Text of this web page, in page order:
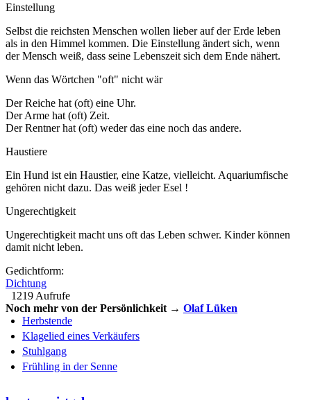
Einstellung
Selbst die reichsten Menschen wollen lieber auf der Erde leben
als in den Himmel kommen. Die Einstellung ändert sich, wenn
der Mensch weiß, dass seine Lebenszeit sich dem Ende nähert.
Wenn das Wörtchen "oft" nicht wär
Der Reiche hat (oft) eine Uhr.
Der Arme hat (oft) Zeit.
Der Rentner hat (oft) weder das eine noch das andere.
Haustiere
Ein Hund ist ein Haustier, eine Katze, vielleicht. Aquariumfische
gehören nicht dazu. Das weiß jeder Esel !
Ungerechtigkeit
Ungerechtigkeit macht uns oft das Leben schwer. Kinder können
damit nicht leben.
Gedichtform:
Dichtung
1219 Aufrufe
Noch mehr von der Persönlichkeit → Olaf Lüken
Herbstende
Klagelied eines Verkäufers
Stuhlgang
Frühling in der Senne